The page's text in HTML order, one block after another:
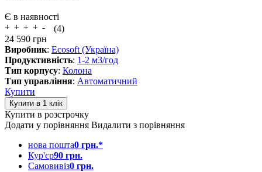
Є в наявності
(4)
24 590 грн
Виробник: Ecosoft (Україна)
Продуктивність: 1-2 м3/год
Тип корпусу: Колона
Тип управління: Автоматичний
Купити
Купити в розстрочку
Додати у порівняння Видалити з порівняння
нова пошта0 грн.*
Кур'єр90 грн.
Самовивіз0 грн.